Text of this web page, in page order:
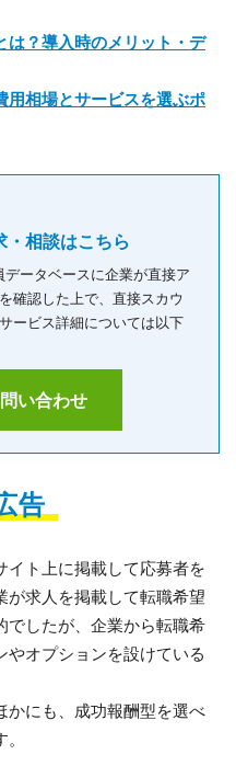
は？導入時のメリット・デ
用相場とサービスを選ぶポ
相談はこちら
ータベースに企業が直接ア
確認した上で、直接スカウ
ービス詳細については以下
い合わせ
告
ト上に掲載して応募者を
求人を掲載して転職希望
でしたが、企業から転職希
オプションを設けている
かにも、成功報酬型を選べ